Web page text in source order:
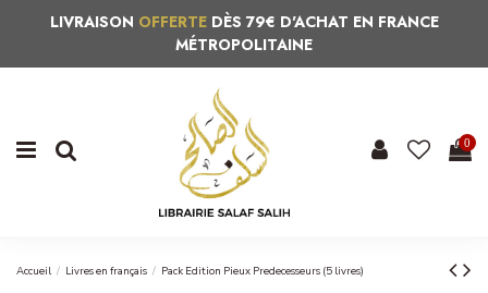
LIVRAISON OFFERTEDÈS 79€ D'ACHAT EN FRANCE
MÉTROPOLITAINE
0
Accueil Livres en français Pack Edition Pieux Predecesseurs (5 livres)